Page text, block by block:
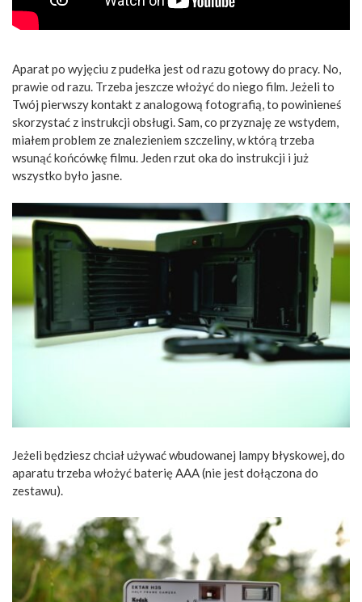
Aparat po wyjęciu z pudełka jest od razu gotowy do pracy. No,
prawie od razu. Trzeba jeszcze włożyć do niego film. Jeżeli to
Twój pierwszy kontakt z analogową fotografią, to powinieneś
skorzystać z instrukcji obsługi. Sam, co przyznaję ze wstydem,
miałem problem ze znalezieniem szczeliny, w którą trzeba
wsunąć końcówkę filmu. Jeden rzut oka do instrukcji i już
wszystko było jasne.
Jeżeli będziesz chciał używać wbudowanej lampy błyskowej, do
aparatu trzeba włożyć baterię AAA (nie jest dołączona do
zestawu).